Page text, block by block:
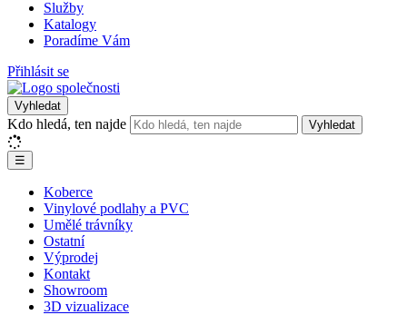
Služby
Katalogy
Poradíme Vám
Přihlásit se
Vyhledat
Kdo hledá, ten najde Vyhledat
☰
Koberce
Vinylové podlahy a PVC
Umělé trávníky
Ostatní
Výprodej
Kontakt
Showroom
3D vizualizace